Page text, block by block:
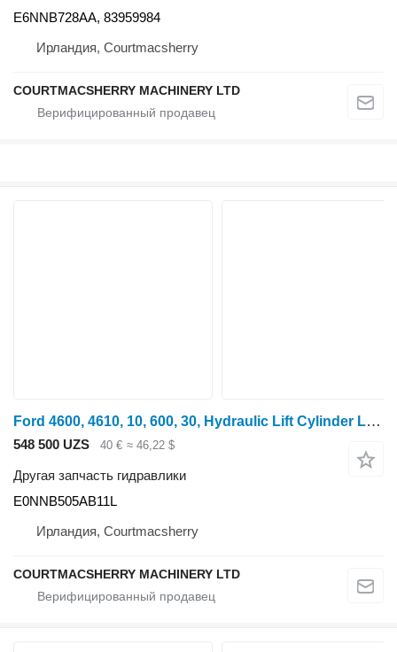
E6NNB728AA, 83959984
Ирландия, Courtmacsherry
COURTMACSHERRY MACHINERY LTD
Ford 4600, 4610, 10, 600, 30, Hydraulic Lift Cylinder Lever Handle E0 E0NNB505AB11L для трактора колесного Ford 4600
548 500 UZS 40 € ≈ 46,22 $
Другая запчасть гидравлики
E0NNB505AB11L
Ирландия, Courtmacsherry
COURTMACSHERRY MACHINERY LTD